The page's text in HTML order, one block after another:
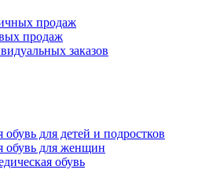
продаж
продаж
заказов
обувь для детей и подростков
обувь для женщин
обувь